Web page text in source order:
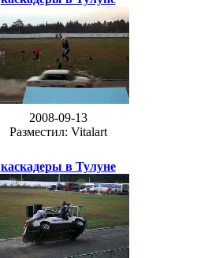
2008-09-13
Разместил: Vitalart
каскадеры в Тулуне